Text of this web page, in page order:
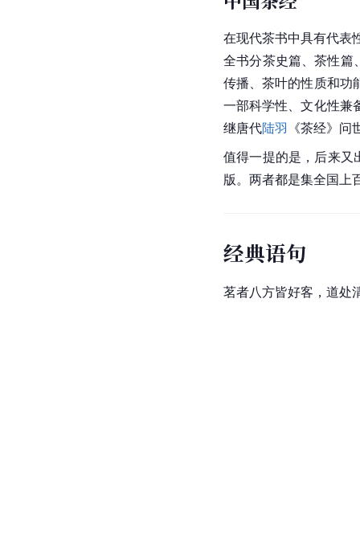
在现代茶书中具有代表
全书分茶史篇、茶性篇
传播、茶叶的性质和功
一部科学性、文化性兼
继唐代陆羽 《茶经》问
值得一提的是，后来又
版。两者都是集全国上
经典语句
茗者八方皆好客，道处